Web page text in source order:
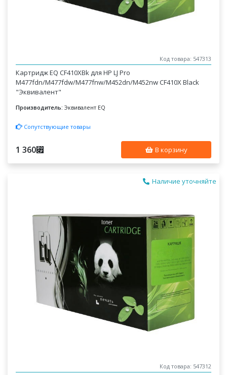
Код товара: 547313
Картридж EQ CF410XBk для HP LJ Pro
M477fdn/M477fdw/M477fnw/M452dn/M452nw CF410X Black
"Эквивалент"
Производитель: Эквивалент EQ
Сопутствующие товары
1 360⃏ В корзину
Наличие уточняйте
Код товара: 547312